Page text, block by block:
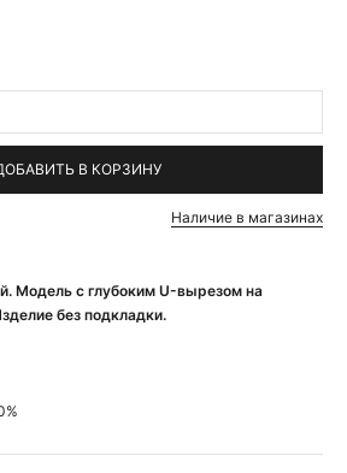
Модель с глубоким U-вырезом на
без подкладки.
В КОРЗИНУ
Наличие в магазинах